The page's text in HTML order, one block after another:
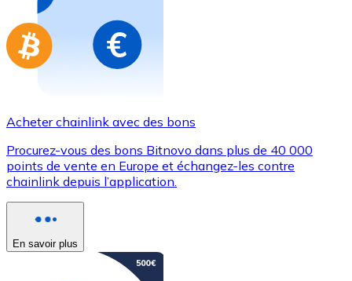
Aller à la boutique de cartes-cadeaux
Acheter chainlink avec des bons
Procurez-vous des bons Bitnovo dans plus de 40 000
points de vente en Europe et échangez-les contre
chainlink depuis l’application.
En savoir plus